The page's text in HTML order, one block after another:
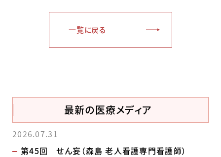
一覧に戻る
最新の医療メディア
2026.07.31
第45回 せん妄（森島 老人看護専門看護師）